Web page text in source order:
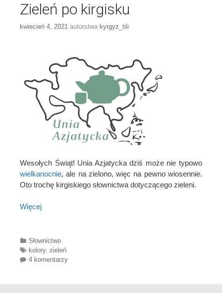
Zieleń po kirgisku
kwiecień 4, 2021 autorstwa kyrgyz_tili
Wesołych Świąt! Unia Azjatycka dziś może nie typowo
wielkanocnie, ale na zielono, więc na pewno wiosennie.
Oto trochę kirgiskiego słownictwa dotyczącego zieleni.
Więcej
Categories
Słownictwo
Tags
kolory, zieleń
4 komentarzy